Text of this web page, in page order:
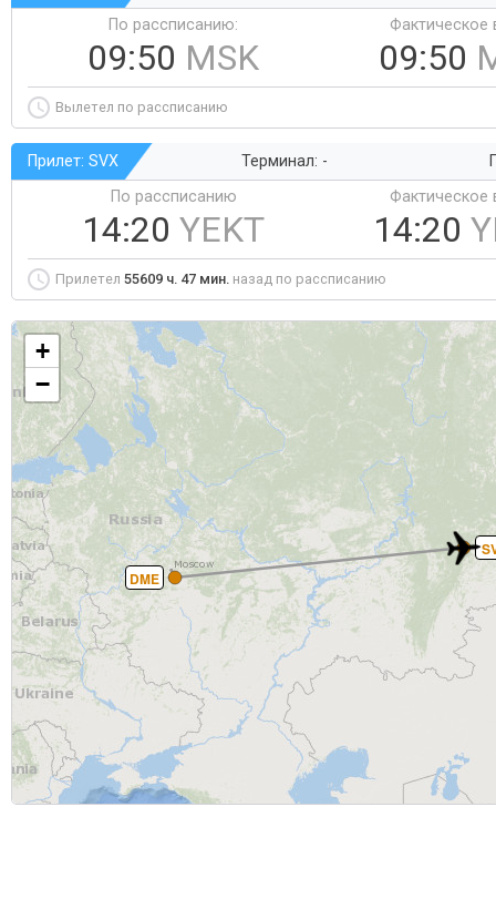
По рассписанию:
09:50 MSK
Фактическое
09:50
Вылетел по рассписанию
Прилет: SVX Терминал: -
По рассписанию
14:20 YEKT
Фактическое
14:20
Прилетел 55609 ч. 47 мин. назад по рассписанию
DME
+
−